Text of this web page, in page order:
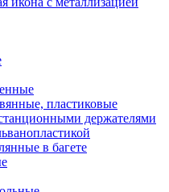
пластиковые
держателями
в багете